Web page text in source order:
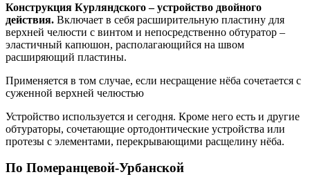
Конструкция Курляндского – устройство двойного
действия. Включает в себя расширительную пластину для
верхней челюсти с винтом и непосредственно обтуратор –
эластичный капюшон, располагающийся на швом
расширяющий пластины.
Применяется в том случае, если несращение нёба сочетается с
суженной верхней челюстью
Устройство используется и сегодня. Кроме него есть и другие
обтураторы, сочетающие ортодонтические устройства или
протезы с элементами, перекрывающими расщелину нёба.
По Померанцевой-Урбанской